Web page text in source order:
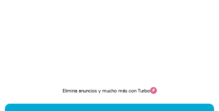
Elimina anuncios y mucho más con Turbo